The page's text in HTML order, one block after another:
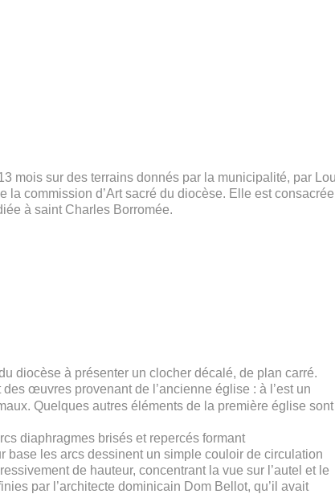
mois sur des terrains donnés par la municipalité, par
la commission d’Art sacré du diocèse. Elle est
à saint Charles Borromée.
diocèse à présenter un clocher décalé, de plan carré.
œuvres provenant de l’ancienne église : à l’est un
Quelques autres éléments de la première église sont
diaphragmes brisés et repercés formant
les arcs dessinent un simple couloir de circulation
de hauteur, concentrant la vue sur l’autel et le
par l’architecte dominicain Dom Bellot, qu’il avait